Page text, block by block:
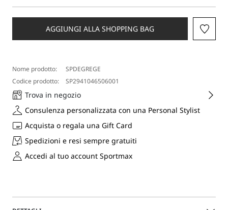
una
AGGIUNGI ALLA SHOPPING BAG
Nome prodotto:
SPDEGREGE
Codice prodotto:
SP2941046506001
Trova in negozio
Consulenza personalizzata con una Personal Stylist
Acquista o regala una Gift Card
Spedizioni e resi sempre gratuiti
Accedi al tuo account Sportmax